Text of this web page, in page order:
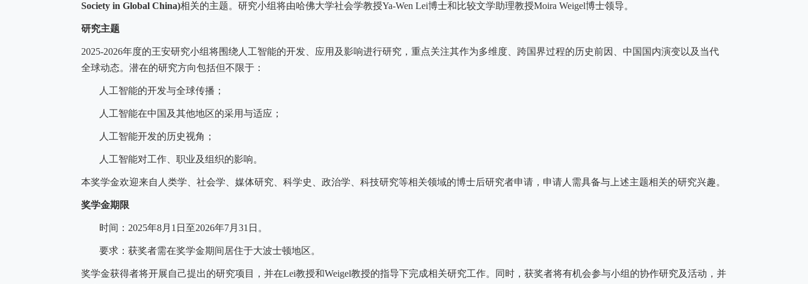
Society in Global China)相关的主题。研究小组将由哈佛大学社会学教授Ya-Wen Lei博士和比较文学助理教授Moira Weigel博士领导。
研究主题
2025-2026年度的王安研究小组将围绕人工智能的开发、应用及影响进行研究，重点关注其作为多维度、跨国界过程的历史前因、中国国内演变以及当代
全球动态。潜在的研究方向包括但不限于：
人工智能的开发与全球传播；
人工智能在中国及其他地区的采用与适应；
人工智能开发的历史视角；
人工智能对工作、职业及组织的影响。
本奖学金欢迎来自人类学、社会学、媒体研究、科学史、政治学、科技研究等相关领域的博士后研究者申请，申请人需具备与上述主题相关的研究兴趣。
奖学金期限
时间： 2025年8月 1 日至2026年7月 31 日。
要求：获奖者需在奖学金期间居住于大波士顿地区。
奖学金获得者将开展自己提出的研究项目，并在Lei教授和Weigel教授的指导下完成相关研究工作。同时，获奖者将有机会参与小组的协作研究及活动，并